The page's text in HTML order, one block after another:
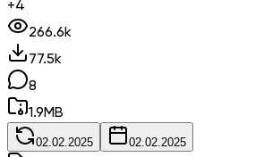
+4
266.6k
77.5k
8
1.9MB
02.02.2025 02.02.2025